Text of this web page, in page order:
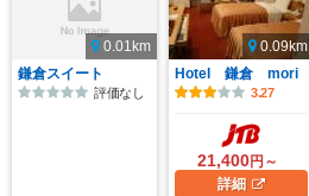
0.01km
鎌倉スイート
評価なし
0.09km
Hotel 鎌倉 mori
3.27
21,400円～
詳細